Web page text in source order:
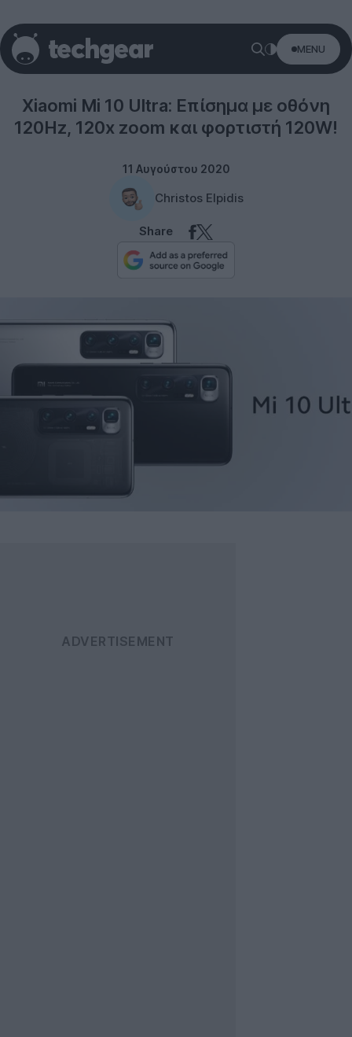
MENU
Xiaomi Mi 10 Ultra: Επίσημα με οθόνη
120Hz, 120x zoom και φορτιστή 120W!
11 Αυγούστου 2020
Christos Elpidis
Share